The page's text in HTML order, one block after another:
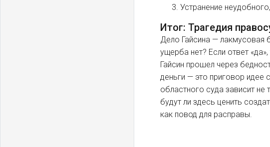
Устранение
Итог: Трагедия
Дело Гайсина — лакмусовая
ущерба нет? Если ответ
Гайсин прошел через
деньги — это приговор
областного суда зависит
будут ли здесь ценить
как повод для расправы.